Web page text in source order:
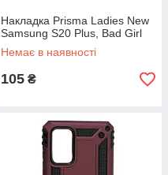
Накладка Prisma Ladies New
Samsung S20 Plus, Bad Girl
Немає в наявності
105 ₴